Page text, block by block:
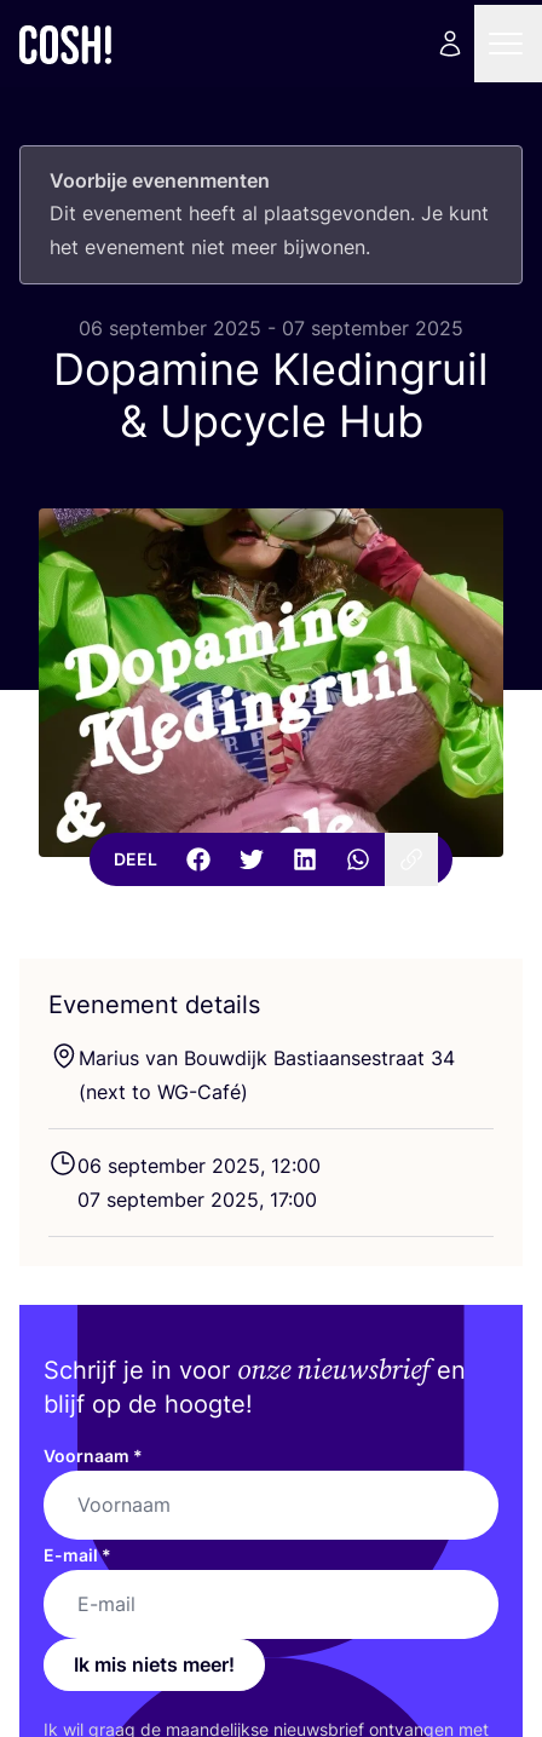
Voorbije evenenmenten
Dit eve­ne­ment heeft al plaats­ge­von­den. Je kunt
het eve­ne­ment niet meer bijwonen.
06 september 2025 - 07 september 2025
Dopamine Kledingruil
&Upcycle Hub
DEEL
Evenement details
Mari­us van Bouw­dijk Bas­ti­aan­se­straat 34
(next to WG-Café)
06 sep­tem­ber 2025, 12:00
07 sep­tem­ber 2025, 17:00
Schrijf je in voor onze nieuwsbriefen
blijf op de hoogte!
Voornaam *
E-mail*
Ik mis niets meer!
Ik wil graag de maan­de­lijk­se nieuws­brief ont­van­gen met